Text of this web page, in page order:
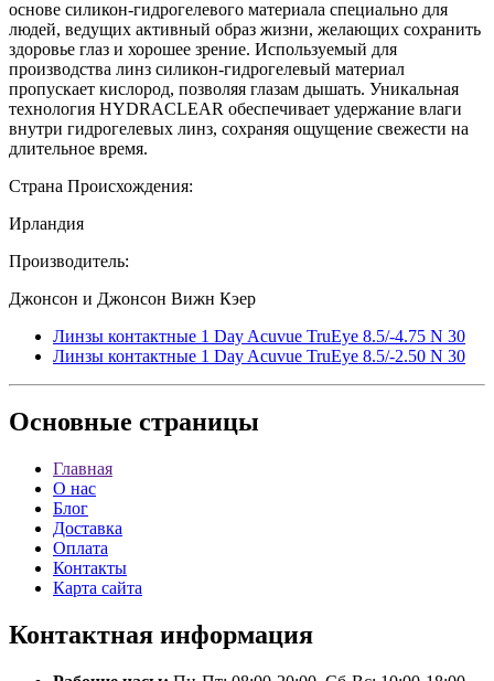
основе силикон-гидрогелевого материала специально для
людей, ведущих активный образ жизни, желающих сохранить
здоровье глаз и хорошее зрение. Используемый для
производства линз силикон-гидрогелевый материал
пропускает кислород, позволяя глазам дышать. Уникальная
технология HYDRACLEAR обеспечивает удержание влаги
внутри гидрогелевых линз, сохраняя ощущение свежести на
длительное время.
Страна Происхождения:
Ирландия
Производитель:
Джонсон и Джонсон Вижн Кэер
Линзы контактные 1 Day Acuvue TruEye 8.5/-4.75 N 30
Линзы контактные 1 Day Acuvue TruEye 8.5/-2.50 N 30
Основные страницы
Главная
О нас
Блог
Доставка
Оплата
Контакты
Карта сайта
Контактная информация